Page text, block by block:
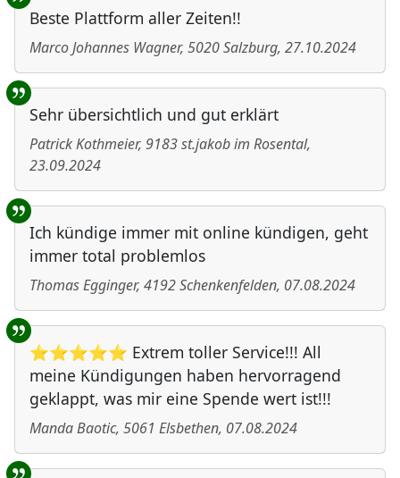
Beste Plattform aller Zeiten!!
Marco Johannes Wagner, 5020Salzburg, 27.10.2024
Sehr übersichtlich und gut erklärt
Patrick Kothmeier, 9183st.jakob im Rosental,
23.09.2024
Ich kündige immer mit online kündigen, geht
immer total problemlos
Thomas Egginger, 4192Schenkenfelden, 07.08.2024
⭐⭐⭐⭐⭐ Extrem toller Service!!! All
meine Kündigungen haben hervorragend
geklappt, was mir eine Spende wert ist!!!
Manda Baotic, 5061 Elsbethen, 07.08.2024